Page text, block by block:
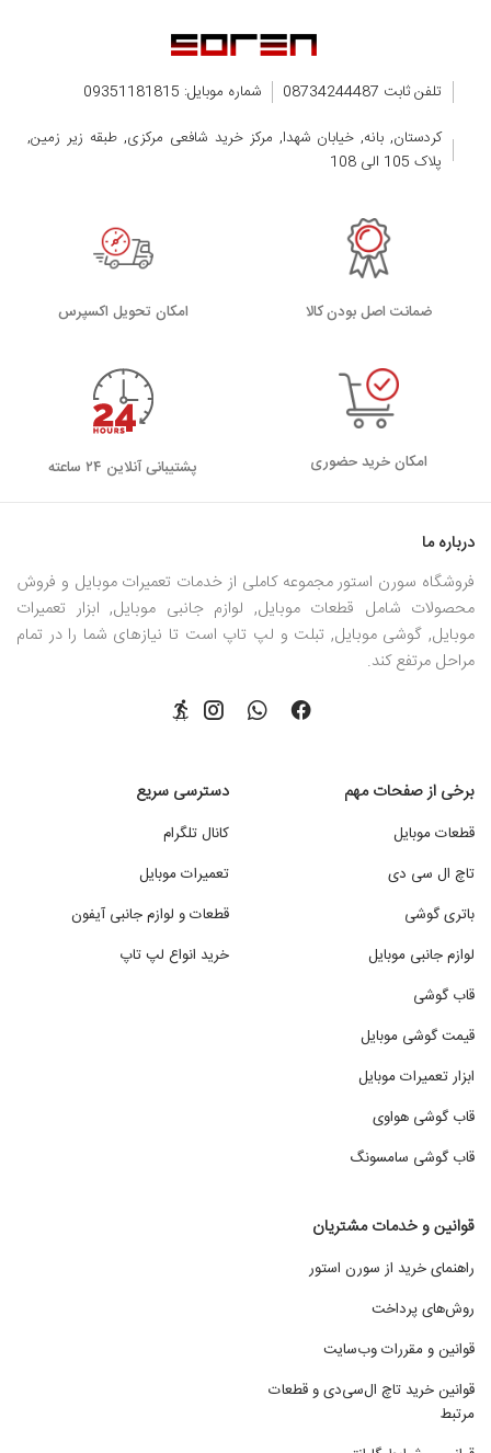
تلفن ثابت 08734244487
شماره موبایل: 09351181815
کردستان, بانه, خیابان شهدا, مرکز خرید شافعی مرکزی, طبقه زیر زمین,
پلاک 105 الی 108
ضمانت اصل بودن کالا اﻣﮑﺎن ﺗﺤﻮﯾﻞ اﮐﺴﭙﺮس
امکان خرید حضوری پشتیبانی آنلاین ۲۴ ساعته
درباره ما
فروشگاه سورن استور مجموعه کاملی از خدمات تعمیرات موبایل و فروش
محصولات شامل قطعات موبایل, لوازم جانبی موبایل, ابزار تعمیرات
موبایل, گوشی موبایل, تبلت و لپ تاپ است تا نیازهای شما را در تمام
مراحل مرتفع کند.
برخی از صفحات مهم
قطعات موبایل
تاچ ال سی دی
باتری گوشی
لوازم جانبی موبایل
قاب گوشی
قیمت گوشی موبایل
ابزار تعمیرات موبایل
قاب گوشی هواوی
قاب گوشی سامسونگ
دسترسی سریع
کانال تلگرام
تعمیرات موبایل
قطعات و لوازم جانبی آیفون
خرید انواع لپ تاپ
قوانین و خدمات مشتریان
راهنمای خرید از سورن استور
روش‌های پرداخت
قوانین و مقررات وب‌سایت
قوانین خرید تاچ ال‌سی‌دی و قطعات
مرتبط